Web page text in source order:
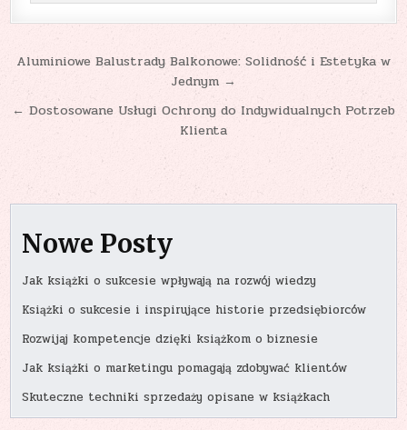
Nawigacja
wpisu
Aluminiowe Balustrady Balkonowe: Solidność i Estetyka w
Jednym →
← Dostosowane Usługi Ochrony do Indywidualnych Potrzeb
Klienta
Nowe Posty
Jak książki o sukcesie wpływają na rozwój wiedzy
Książki o sukcesie i inspirujące historie przedsiębiorców
Rozwijaj kompetencje dzięki książkom o biznesie
Jak książki o marketingu pomagają zdobywać klientów
Skuteczne techniki sprzedaży opisane w książkach